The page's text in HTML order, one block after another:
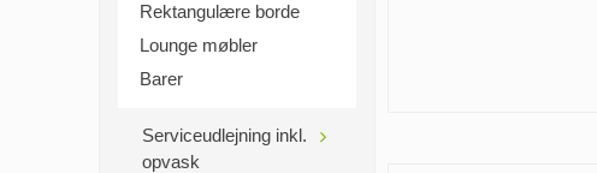
Rektangulære borde
Lounge møbler
Barer
Serviceudlejning inkl.
opvask